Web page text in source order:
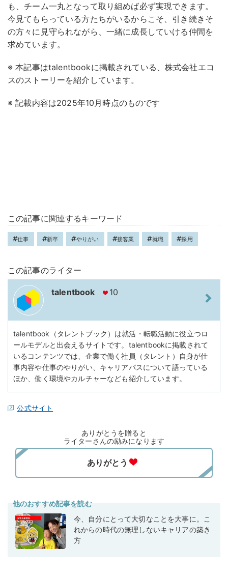
も、チーム一丸となって取り組めば必ず実現できます。
今見てもらっている方たちがいるからこそ、引き続きそ
の方々に見守られながら、一緒に成長していける仲間を
求めています。
※ 本記事はtalentbookに掲載されている、株式会社エコ
スのストーリーを紹介しています。
※ 記載内容は2025年10月時点のものです
この記事に関連するキーワード
仕事 新卒 やりがい 接客業 就職 採用
この記事のライター
talentbook 10
talentbook（タレントブック）は就活・転職活動に役立つロ
ールモデルと出会えるサイトです。talentbookに掲載されて
いるコンテンツでは、企業で働く社員（タレント）自身が仕
事内容や仕事のやりがい、キャリアパスについて語っている
ほか、働く環境やカルチャーなども紹介しています。
公式サイト
ありがとうを贈ると
ライターさんの励みになります
他のおすすめ記事を読む
今、自分にとって大切なことを大事に。こ
れからの時代の無理しないキャリアの築き
方